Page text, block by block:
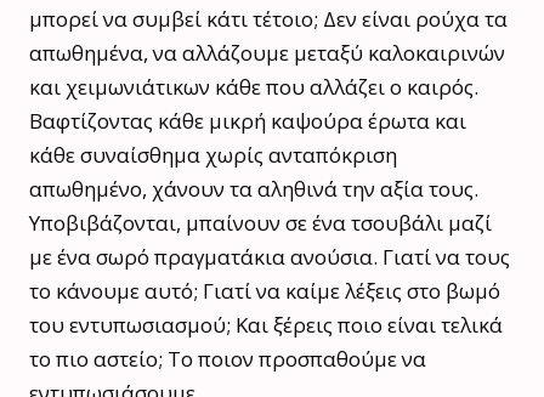
μπορεί να συμβεί κάτι τέτοιο; Δεν είναι ρούχα τα
απωθημένα, να αλλάζουμε μεταξύ καλοκαιρινών
και χειμωνιάτικων κάθε που αλλάζει ο καιρός.
Βαφτίζοντας κάθε μικρή καψούρα έρωτα και
κάθε συναίσθημα χωρίς ανταπόκριση
απωθημένο, χάνουν τα αληθινά την αξία τους.
Υποβιβάζονται, μπαίνουν σε ένα τσουβάλι μαζί
με ένα σωρό πραγματάκια ανούσια. Γιατί να τους
το κάνουμε αυτό; Γιατί να καίμε λέξεις στο βωμό
του εντυπωσιασμού; Και ξέρεις ποιο είναι τελικά
το πιο αστείο; Το ποιον προσπαθούμε να